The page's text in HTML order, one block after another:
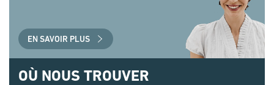
EN SAVOIR PLUS
OÙ NOUS TROUVER